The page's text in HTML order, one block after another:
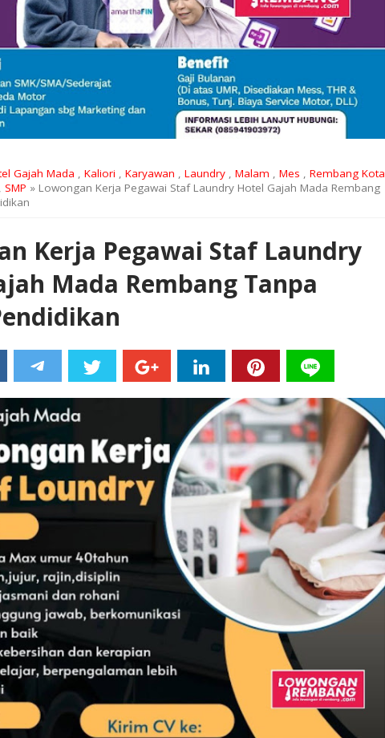
Gajah Mada , Kaliori , Karyawan , Laundry , Malam , Mes , Rembang Kota
, SMP » Lowongan Kerja Pegawai Staf Laundry Hotel Gajah Mada Rembang
Kerja Pegawai Staf Laundry
Mada Rembang Tanpa